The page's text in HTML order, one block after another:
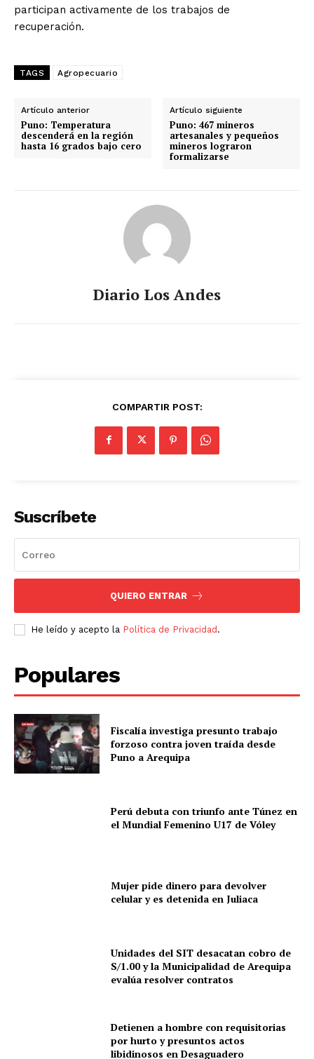
participan activamente de los trabajos de
recuperación.
TAGS Agropecuario
Artículo anterior
Puno: Temperatura
descenderá en la región
hasta 16 grados bajo cero
Artículo siguiente
Puno: 467 mineros
artesanales y pequeños
mineros lograron
formalizarse
Diario Los Andes
COMPARTIR POST:
Suscríbete
QUIERO ENTRAR
He leído y acepto la Política de Privacidad .
Populares
Fiscalía investiga presunto trabajo
forzoso contra joven traída desde
Puno a Arequipa
Perú debuta con triunfo ante Túnez en
el Mundial Femenino U17 de Vóley
Mujer pide dinero para devolver
celular y es detenida en Juliaca
Unidades del SIT desacatan cobro de
S/1.00 y la Municipalidad de Arequipa
evalúa resolver contratos
Detienen a hombre con requisitorias
por hurto y presuntos actos
libidinosos en Desaguadero